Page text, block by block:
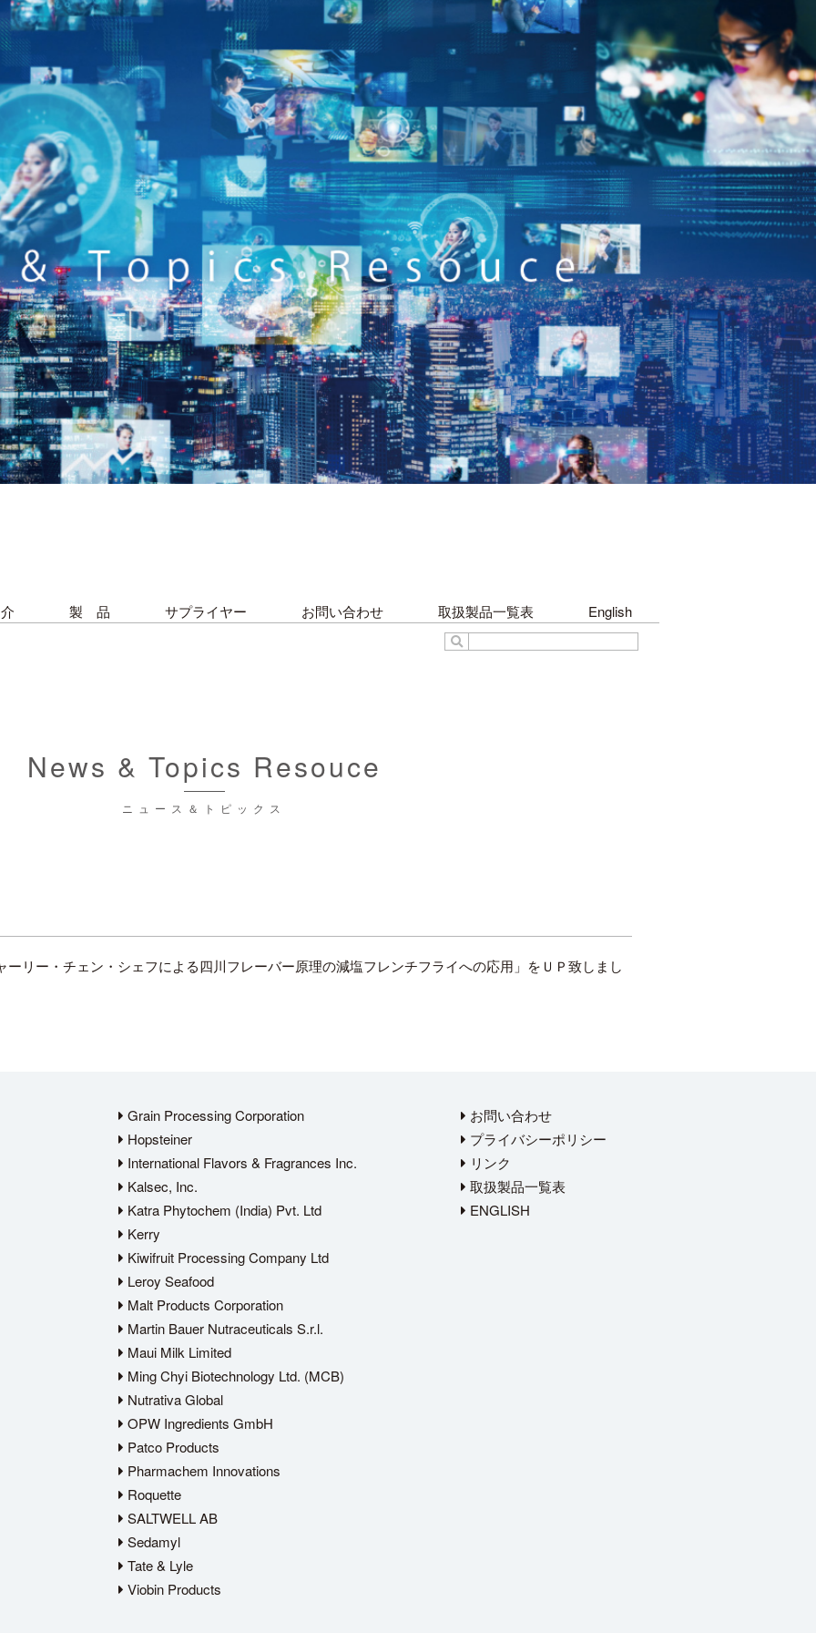
製 品 サプライヤー お問い合わせ 取扱製品一覧表 English
News & Topics Resouce
ニュース＆トピックス
リー・チェン・シェフによる四川フレーバー原理の減塩フレンチフライへの応用」をＵＰ致しまし
Grain Processing Corporation
Hopsteiner
International Flavors & Fragrances Inc.
Kalsec, Inc.
Katra Phytochem (India) Pvt. Ltd
Kerry
Kiwifruit Processing Company Ltd
Leroy Seafood
Malt Products Corporation
Martin Bauer Nutraceuticals S.r.l.
Maui Milk Limited
Ming Chyi Biotechnology Ltd. (MCB)
Nutrativa Global
OPW Ingredients GmbH
Patco Products
Pharmachem Innovations
Roquette
SALTWELL AB
Sedamyl
Tate & Lyle
Viobin Products
お問い合わせ
プライバシーポリシー
リンク
取扱製品一覧表
ENGLISH